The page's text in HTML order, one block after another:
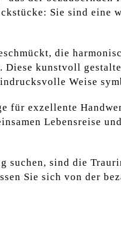
Sie sind eine
die
kunstvoll
Weise
exzellente
Lebensreise
sind die
Sie sich von der